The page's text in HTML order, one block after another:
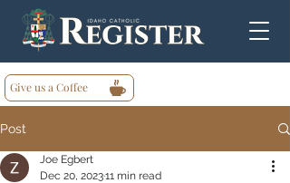
Give us a Coffee
Post
Joe Egbert
Dec 20, 202311 min read